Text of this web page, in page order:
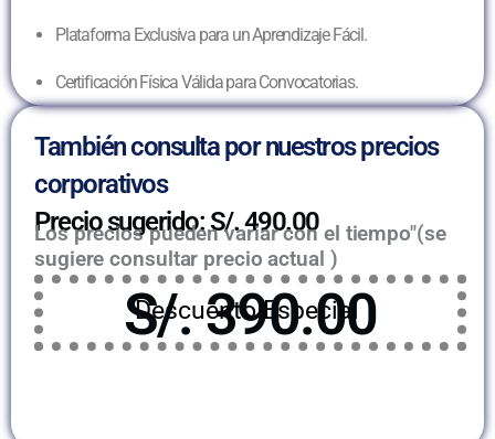
Plataforma Exclusiva para un Aprendizaje Fácil.
Certificación Física Válida para Convocatorias.
También consulta por nuestros precios
corporativos
Precio sugerido: S/. 490.00
Los precios pueden variar con el tiempo"(se
sugiere consultar precio actual )
Descuento Especial
S/. 390.00